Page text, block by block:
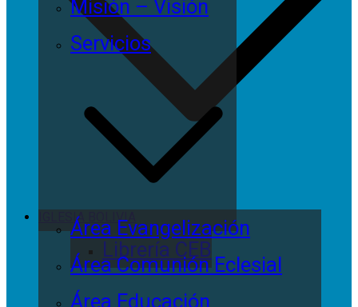
Misión – Visión
Servicios
Librería CEB
Área Evangelización
Área Comunión Eclesial
Área Educación
IGLESIA BOLIVIA